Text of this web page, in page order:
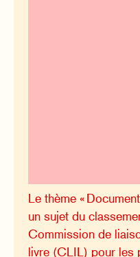
Le thème «
un sujet du
Commission de
livre (CLIL) pour les